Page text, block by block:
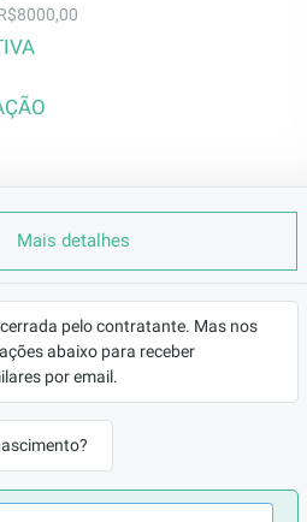
em busca de um(a)
do segmento de
(Salões de Beleza)
sempre a  procura de
crescer. Trabalhamos
Mais detalhes
pelo contratante. Mas nos
abaixo para receber
por email.